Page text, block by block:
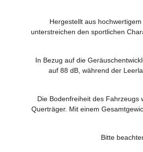
Hergestellt aus
unterstreichen den sportlichen
In Bezug auf die
auf 88 dB, während der
Die Bodenfreiheit des Fahrzeugs
Querträger. Mit einem
Bitte